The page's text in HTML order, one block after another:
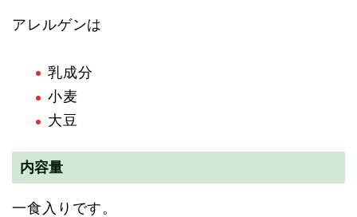
アレルゲンは
乳成分
小麦
大豆
内容量
一食入りです。